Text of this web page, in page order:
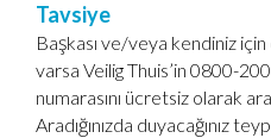
Tavsiye
Başkası ve/veya kendiniz
varsa Veilig Thuis’in 0800-
numarasını ücretsiz olarak
Aradığınızda duyacağınız